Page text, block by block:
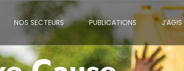
NOS SECTEURS PUBLICATIONS J’AGIS